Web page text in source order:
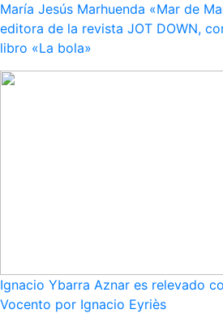
María Jesús Marhuenda «Mar de
editora de la revista JOT DOWN,
libro «La bola»
Ignacio Ybarra Aznar es relevado
Vocento por Ignacio Eyriès